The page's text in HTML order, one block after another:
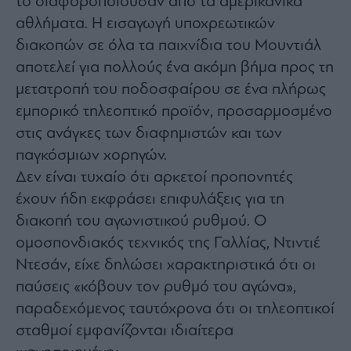
αθλήματα. Η εισαγωγή υποχρεωτικών
διακοπών σε όλα τα παιχνίδια του Μουντιάλ
αποτελεί για πολλούς ένα ακόμη βήμα προς τη
μετατροπή του ποδοσφαίρου σε ένα πλήρως
εμπορικό τηλεοπτικό προϊόν, προσαρμοσμένο
στις ανάγκες των διαφημιστών και των
παγκόσμιων χορηγών.
Δεν είναι τυχαίο ότι αρκετοί προπονητές
έχουν ήδη εκφράσει επιφυλάξεις για τη
διακοπή του αγωνιστικού ρυθμού. Ο
ομοσπονδιακός τεχνικός της Γαλλίας, Ντιντιέ
Ντεσάν, είχε δηλώσει χαρακτηριστικά ότι οι
παύσεις «κόβουν τον ρυθμό του αγώνα»,
παραδεχόμενος ταυτόχρονα ότι οι τηλεοπτικοί
σταθμοί εμφανίζονται ιδιαίτερα